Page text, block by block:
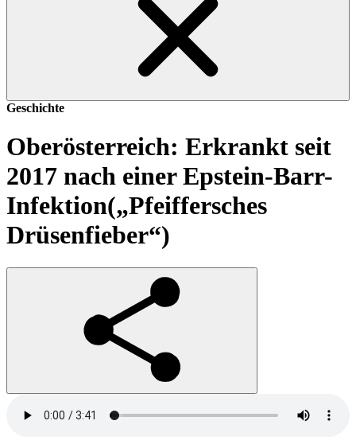
Geschichte
Oberösterreich: Erkrankt seit
2017 nach einer Epstein-Barr-
Infektion(„Pfeiffersches
Drüsenfieber“)